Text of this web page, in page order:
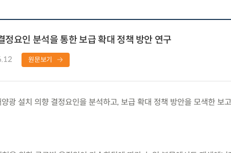
정요인 분석을 통한 보급 확대 정책 방안 연구
원문보기
광 설치 의향 결정요인을 분석하고, 보급 확대 정책 방안을 모색한 보